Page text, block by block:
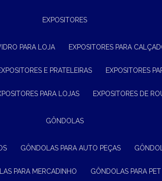
EXPOSITORES
PARA LOJA EXPOSITORES PARA
EXPOSITORES E PRATELEIRAS EXPOSITORES
PARA LOJAS EXPOSITORES DE
GÔNDOLAS
GÔNDOLAS PARA AUTO PEÇAS
PARA MERCADINHO GÔNDOLAS PARA